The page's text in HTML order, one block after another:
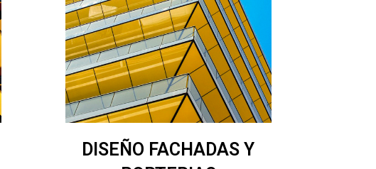
DISEÑO FACHADAS Y